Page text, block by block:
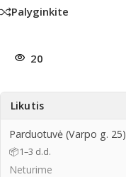
Palyginkite
20
Likutis
Parduotuvė (Varpo g. 25)
📦1–3 d.d.
Neturime